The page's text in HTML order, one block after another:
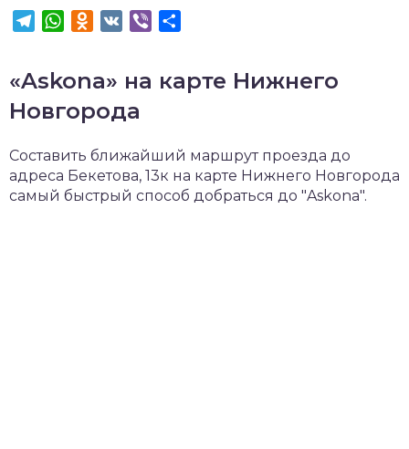
TelegramWhatsApp
Odnoklassniki
VK Viber
«Askona» на карте Нижнего
Новгорода
Составить ближайший маршрут проезда до
адреса Бекетова, 13к на карте Нижнего Новгорода
самый быстрый способ добраться до "Askona".